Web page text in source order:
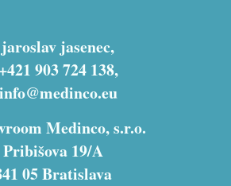
jaroslav jasenec,
903 724 138,
info@medinco.eu
Medinco, s.r.o.
Pribišova 19/A
05 Bratislava